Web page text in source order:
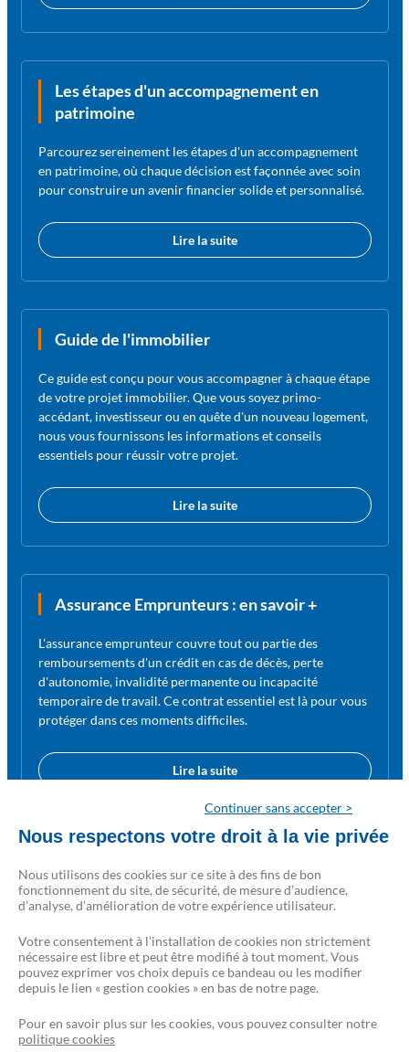
Les étapes d'un accompagnement en
patrimoine
Parcourez sereinement les étapes d'un accompagnement
en patrimoine, où chaque décision est façonnée avec soin
pour construire un avenir financier solide et personnalisé.
Lire la suite
Guide de l'immobilier
Ce guide est conçu pour vous accompagner à chaque étape
de votre projet immobilier. Que vous soyez primo-
accédant, investisseur ou en quête d'un nouveau logement,
nous vous fournissons les informations et conseils
essentiels pour réussir votre projet.
Lire la suite
Assurance Emprunteurs : en savoir +
L'assurance emprunteur couvre tout ou partie des
remboursements d'un crédit en cas de décès, perte
d'autonomie, invalidité permanente ou incapacité
temporaire de travail. Ce contrat essentiel est là pour vous
protéger dans ces moments difficiles.
Lire la suite
Continuer sans accepter >
Nous respectons votre droit à la vie privée
Nous utilisons des cookies sur ce site à des fins de bon
fonctionnement du site, de sécurité, de mesure d’audience,
d’analyse, d’amélioration de votre expérience utilisateur.
Votre consentement à l’installation de cookies non strictement
nécessaire est libre et peut être modifié à tout moment. Vous
pouvez exprimer vos choix depuis ce bandeau ou les modifier
depuis le lien « gestion cookies » en bas de notre page.
Pour en savoir plus sur les cookies, vous pouvez consulter notre
politique cookies